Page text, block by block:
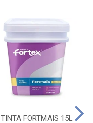
TINTA FORTMAIS 15L